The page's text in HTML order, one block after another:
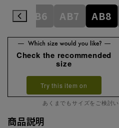
AB6 AB7 AB8
Check the recommended
size
Try this item on
あくまでもサイズをご検討
商品説明